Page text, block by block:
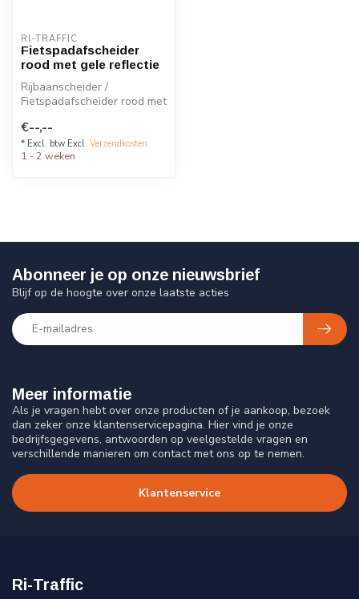
RI-TRAFFIC
Fietspadafscheider
rood met gele reflectie
Rijbaanscheider /
Fietspadafscheider rood met
€--,--
* Excl. btw Excl. Verzendkosten
1 - 2 weken
Meer informatie
Als je vragen hebt over onze producten of je aankoop, bezoek
dan zeker onze klantenservicepagina. Hier vind je onze
bedrijfsgegevens, antwoorden op veelgestelde vragen en
verschillende manieren om contact met ons op te nemen.
Klantenservice
Abonneer je op onze nieuwsbrief
Blijf op de hoogte over onze laatste acties
Ri-Traffic